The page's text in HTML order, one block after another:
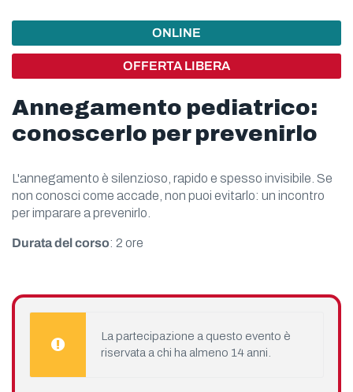
ONLINE
OFFERTA LIBERA
Annegamento pediatrico:
conoscerlo per prevenirlo
L'annegamento è silenzioso, rapido e spesso invisibile. Se
non conosci come accade, non puoi evitarlo: un incontro
per imparare a prevenirlo.
Durata del corso: 2 ore
La partecipazione a questo evento è
riservata a chi ha almeno 14 anni.